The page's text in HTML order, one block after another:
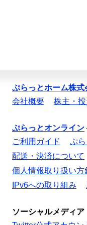
ぷらっとホーム株式
会社概要
株主・
ぷらっとオンライン
ご利用ガイド
ぷ
配送・決済について
個人情報取り扱い方
IPv6への取り組み
ソーシャルメディア